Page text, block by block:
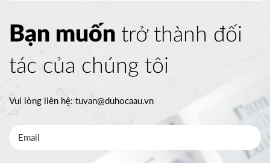
Bạn muốn trở thành đối
tác của chúng tôi
Vui lòng liên hệ:tuvan@duhocaau.vn